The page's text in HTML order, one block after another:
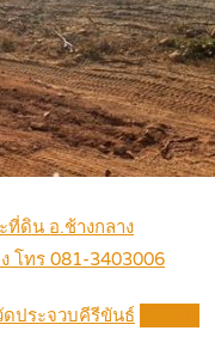
ดิน อ.ช้างกลาง
โทร 081-3403006
ประจวบคีรีขันธ์